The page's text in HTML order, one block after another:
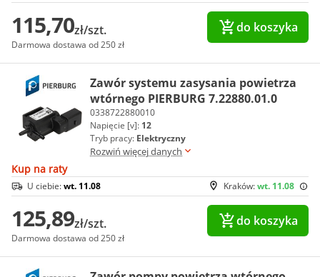
115,70zł/szt.
Darmowa dostawa od 250 zł
do koszyka
Zawór systemu zasysania powietrza
wtórnego PIERBURG 7.22880.01.0
0338722880010
Napięcie [v]: 12
Tryb pracy: Elektryczny
Rozwiń więcej danych
Kup na raty
Kraków:wt. 11.08
U ciebie:wt. 11.08
125,89zł/szt.
Darmowa dostawa od 250 zł
do koszyka